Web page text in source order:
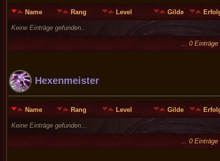
Name Rang Level Gilde
Keine Einträge gefunden...
... 0
Hexenmeister
Name Rang Level Gilde
Keine Einträge gefunden...
... 0